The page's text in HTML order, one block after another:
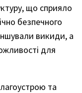
що сприяло
безпечного
викиди, а
для
та